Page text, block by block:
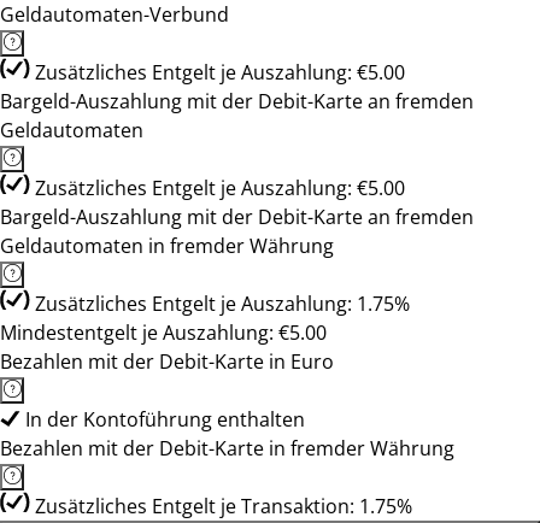
Geldautomaten-Verbund
Zusätzliches Entgelt je Auszahlung: €5.00
Bargeld-Auszahlung mit der Debit-Karte an fremden
Geldautomaten
Zusätzliches Entgelt je Auszahlung: €5.00
Bargeld-Auszahlung mit der Debit-Karte an fremden
Geldautomaten in fremder Währung
Zusätzliches Entgelt je Auszahlung: 1.75%
Mindestentgelt je Auszahlung: €5.00
Bezahlen mit der Debit-Karte in Euro
In der Kontoführung enthalten
Bezahlen mit der Debit-Karte in fremder Währung
Zusätzliches Entgelt je Transaktion: 1.75%